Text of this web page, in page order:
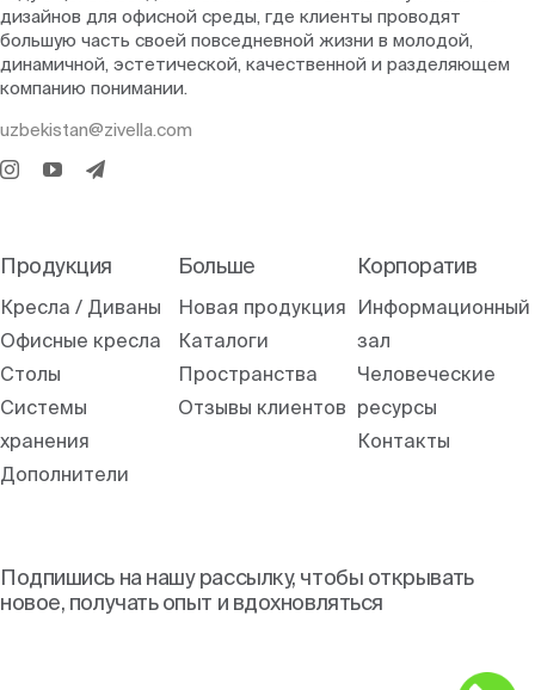
дизайнов для офисной среды, где клиенты проводят
большую часть своей повседневной жизни в молодой,
динамичной, эстетической, качественной и разделяющем
компанию понимании.
uzbekistan@zivella.com
Продукция
Кресла / Диваны
Офисные кресла
Столы
Системы
хранения
Дополнители
Больше
Новая продукция
Каталоги
Пространства
Отзывы клиентов
Корпоратив
Информационный
зал
Человеческие
ресурсы
Контакты
Подпишись на нашу рассылку, чтобы открывать
новое, получать опыт и вдохновляться